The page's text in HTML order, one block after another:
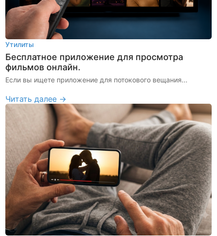
Утилиты
Бесплатное приложение для просмотра
фильмов онлайн.
Если вы ищете приложение для потокового вещания...
Читать далее →